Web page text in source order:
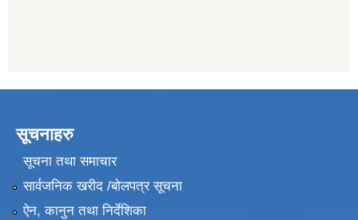
सूचनाहरु
सूचना तथा समाचार
सार्वजनिक खरीद /बोलपत्र सूचना
ऐन, कानुन तथा निर्देशिका